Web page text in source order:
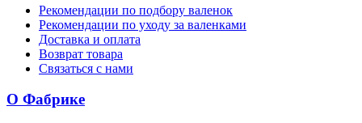
Рекомендации по подбору валенок
Рекомендации по уходу за валенками
Доставка и оплата
Возврат товара
Связаться с нами
О Фабрике